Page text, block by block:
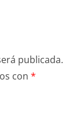
publicada.
con *